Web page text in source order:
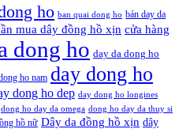
ho ban quai dong ho bán day da
mua dây đồng hồ xịn cửa hàng
dong ho day da dong ho
ho nam day dong ho
dong ho dep day dong ho longines
dong ho day da omega dong ho day da thuy si
hồ nữ Dây da đồng hồ xịn dây